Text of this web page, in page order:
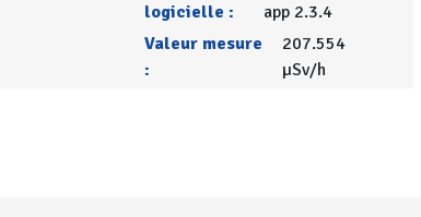
logicielle :
app 2.3.4
Valeur mesure
:
207.554
µSv/h